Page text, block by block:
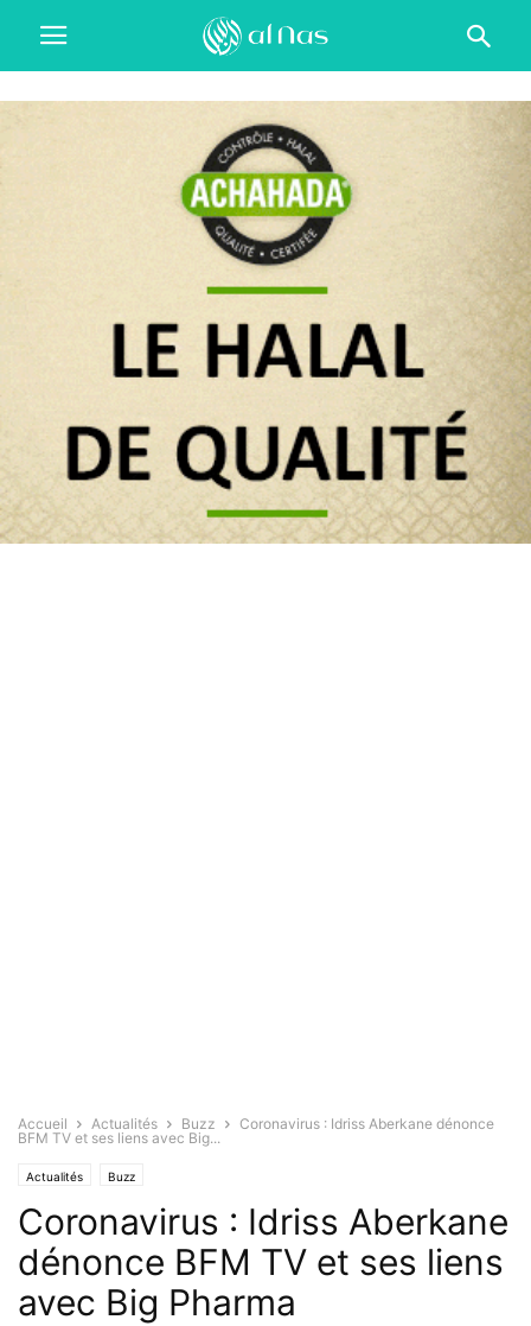
Accueil Actualités Buzz
Coronavirus : Idriss Aberkane dénonce
BFM TV et ses liens avec Big...
Actualités Buzz
Coronavirus : Idriss Aberkane
dénonce BFM TV et ses liens
avec Big Pharma